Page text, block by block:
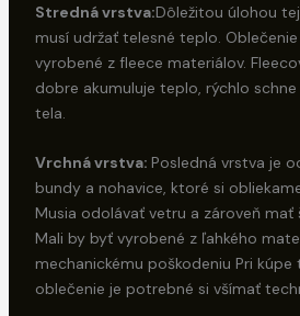
Stredná vrstva:Dôležitou úlohou
musí udržať telesné teplo.
vyrobené z fleece materiálov.
dobre akumuluje teplo, rýchlo
tela.
Vrchná vrstva: Posledná vrstva je
bundy a nohavice, ktoré si
Musia odolávať vetru a zároveň mať
Mali by byť vyrobené z ľahkého
mechanickému poškodeniu Pri
oblečenie je potrebné si všímať